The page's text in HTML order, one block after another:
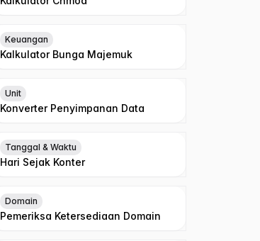
Keuangan
Kalkulator Bunga Majemuk
Unit
Konverter Penyimpanan Data
Tanggal & Waktu
Hari Sejak Konter
Domain
Pemeriksa Ketersediaan Domain